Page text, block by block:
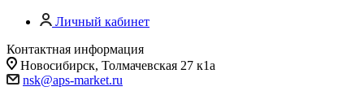
Личный кабинет
Контактная информация
Новосибирск, Толмачевская 27 к1а
nsk@aps-market.ru